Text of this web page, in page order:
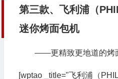
第三款、飞利浦（
迷你烤面包机
——更精致更地道的烤
[wptao _title="飞利浦（